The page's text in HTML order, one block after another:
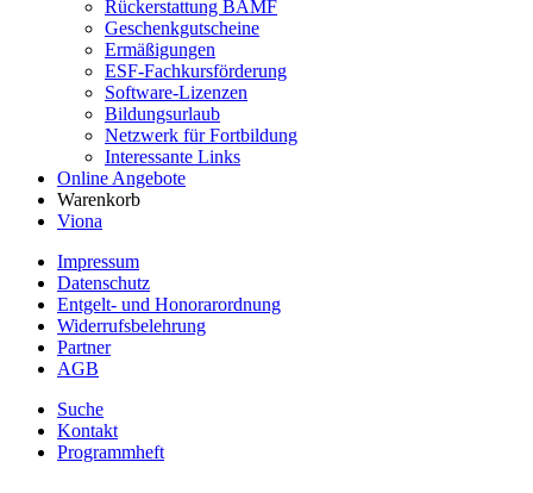
Rückerstattung BAMF
Geschenkgutscheine
Ermäßigungen
ESF-Fachkursförderung
Software-Lizenzen
Bildungsurlaub
Netzwerk für Fortbildung
Interessante Links
Online Angebote
Warenkorb
Viona
Impressum
Datenschutz
Entgelt- und Honorarordnung
Widerrufsbelehrung
Partner
AGB
Suche
Kontakt
Programmheft